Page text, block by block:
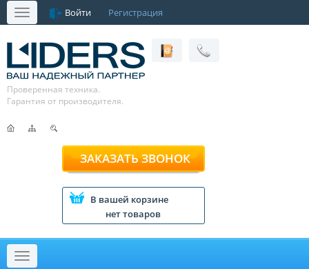
Меню Войти Регистрация
Проверенная техника.
Гарантия от производителя.
ЗАКАЗАТЬ ЗВОНОК
В вашей корзине
нет товаров
Меню